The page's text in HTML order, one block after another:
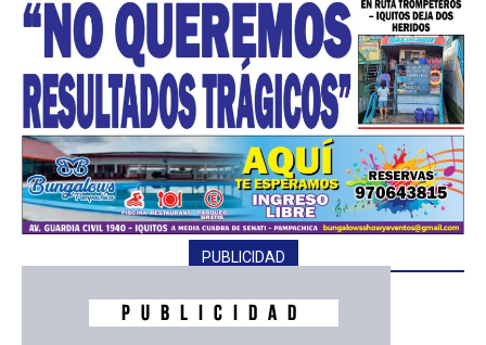
PUBLICIDAD